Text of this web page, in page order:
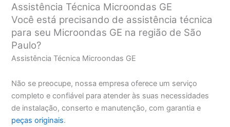
Assistência Técnica Microondas GE
Você está precisando de assistência técnica
para seu Microondas GE na região de São
Paulo?
Assistência Técnica Microondas GE
Não se preocupe, nossa empresa oferece um serviço
completo e confiável para atender às suas necessidades
de instalação, conserto e manutenção, com garantia e
peças originais.